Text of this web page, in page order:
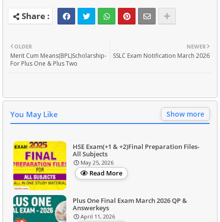
NEWER
SSLC Exam Notification March 2026
OLDER
Merit Cum Means(BPL)Scholarship-
For Plus One & Plus Two
You May Like Show more
HSE Exam(+1 & +2)Final Preparation Files-
All Subjects
May 25, 2026
Read More
Plus One Final Exam March 2026 QP &
Answerkeys
April 11, 2026